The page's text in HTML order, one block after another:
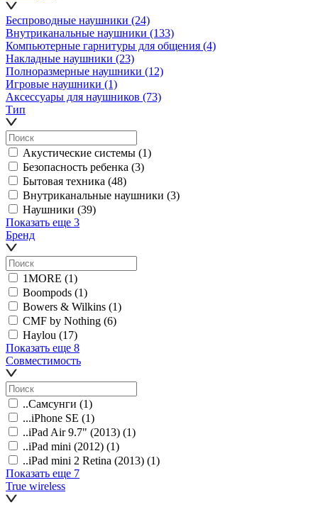
Беспроводные наушники (24)
Внутриканальные наушники (133)
Компьютерные гарнитуры для общения (4)
Накладные наушники (23)
Полноразмерные наушники (12)
Игровые наушники (1)
Аксессуары для наушников (73)
Тип
Акустические системы (1)
Безопасность ребенка (3)
Бытовая техника (48)
Внутриканальные наушники (3)
Наушники (39)
Показать еще 3
Бренд
1MORE (1)
Boompods (1)
Bowers & Wilkins (1)
CMF by Nothing (6)
Haylou (17)
Показать еще 8
Совместимость
..Самсунги (1)
...iPhone SE (1)
..iPad Air 9.7" (2013) (1)
..iPad mini (2012) (1)
..iPad mini 2 Retina (2013) (1)
Показать еще 7
True wireless